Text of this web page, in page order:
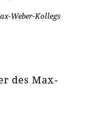
Weber-Kollegs
des Max-